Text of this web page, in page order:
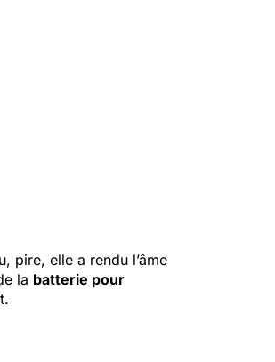
pire, elle a rendu l’âme
la batterie pour